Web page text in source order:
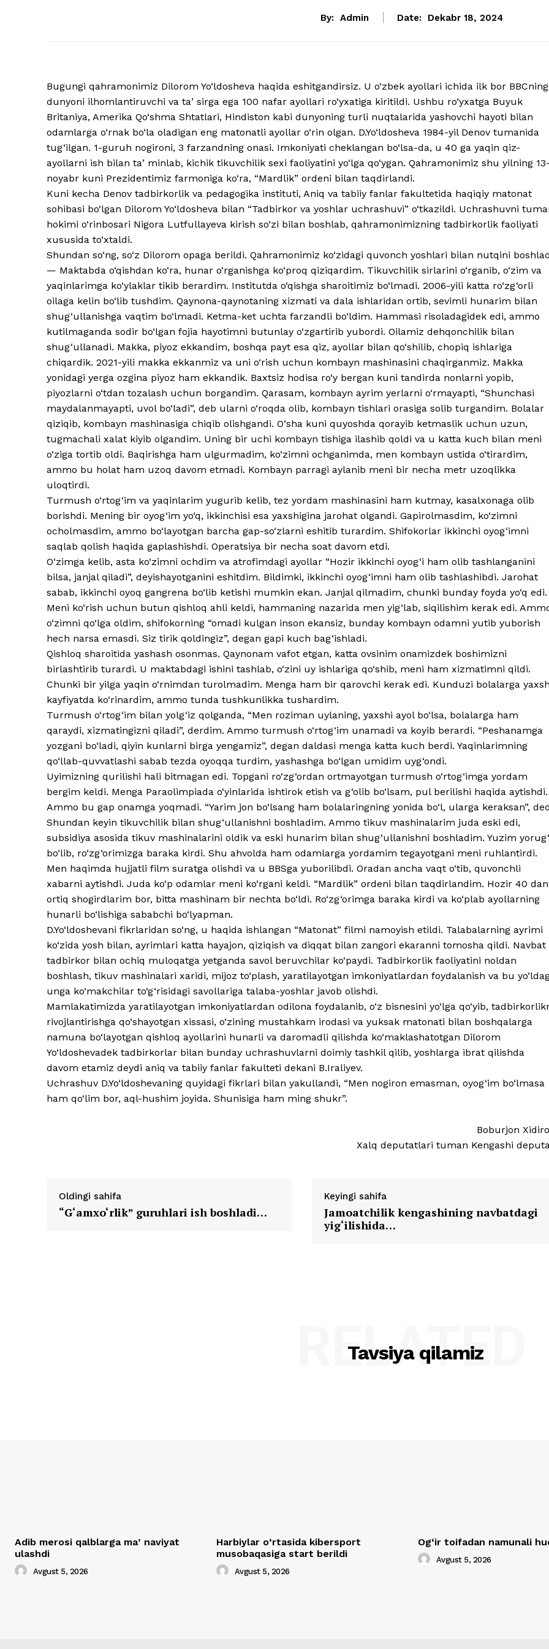
By: Admin Date: Dekabr 18, 2024
Bugungi qahramonimiz Dilorom Yo‘ldosheva haqida eshitgandirsiz. U o‘zbek ayollari ichida ilk bor BBCning
dunyoni ilhomlantiruvchi va taʼsirga ega 100 nafar ayollari ro‘yxatiga kiritildi. Ushbu ro‘yxatga Buyuk
Britaniya, Amerika Qo‘shma Shtatlari, Hindiston kabi dunyoning turli nuqtalarida yashovchi hayoti bilan
odamlarga o‘rnak bo‘la oladigan eng matonatli ayollar o‘rin olgan. D.Yo‘ldosheva 1984-yil Denov tumanida
tug‘ilgan. 1-guruh nogironi, 3 farzandning onasi. Imkoniyati cheklangan bo‘lsa-da, u 40 ga yaqin qiz-
ayollarni ish bilan taʼminlab, kichik tikuvchilik sexi faoliyatini yo‘lga qo‘ygan. Qahramonimiz shu yilning 13-
noyabr kuni Prezidentimiz farmoniga ko‘ra, “Mardlik” ordeni bilan taqdirlandi.
Kuni kecha Denov tadbirkorlik va pedagogika instituti, Aniq va tabiiy fanlar fakultetida haqiqiy matonat
sohibasi bo‘lgan Dilorom Yo‘ldosheva bilan “Tadbirkor va yoshlar uchrashuvi” o‘tkazildi. Uchrashuvni
hokimi o‘rinbosari Nigora Lutfullayeva kirish so‘zi bilan boshlab, qahramonimizning tadbirkorlik faoliyati
xususida to‘xtaldi.
Shundan so‘ng, so‘z Dilorom opaga berildi. Qahramonimiz ko‘zidagi quvonch yoshlari bilan nutqini
— Maktabda o‘qishdan ko‘ra, hunar o‘rganishga ko‘proq qiziqardim. Tikuvchilik sirlarini o‘rganib, o‘zim va
yaqinlarimga ko‘ylaklar tikib berardim. Institutda o‘qishga sharoitimiz bo‘lmadi. 2006-yili katta ro‘zg‘orli
oilaga kelin bo‘lib tushdim. Qaynona-qaynotaning xizmati va dala ishlaridan ortib, sevimli hunarim bilan
shug‘ullanishga vaqtim bo‘lmadi. Ketma-ket uchta farzandli bo‘ldim. Hammasi risoladagidek edi, ammo
kutilmaganda sodir bo‘lgan fojia hayotimni butunlay o‘zgartirib yubordi. Oilamiz dehqonchilik bilan
shug‘ullanadi. Makka, piyoz ekkandim, boshqa payt esa qiz, ayollar bilan qo‘shilib, chopiq ishlariga
chiqardik. 2021-yili makka ekkanmiz va uni o‘rish uchun kombayn mashinasini chaqirganmiz. Makka
yonidagi yerga ozgina piyoz ham ekkandik. Baxtsiz hodisa ro‘y bergan kuni tandirda nonlarni yopib,
piyozlarni o‘tdan tozalash uchun borgandim. Qarasam, kombayn ayrim yerlarni o‘rmayapti, “Shunchasi
maydalanmayapti, uvol bo‘ladi”, deb ularni o‘roqda olib, kombayn tishlari orasiga solib turgandim. Bolalar
qiziqib, kombayn mashinasiga chiqib olishgandi. O‘sha kuni quyoshda qorayib ketmaslik uchun uzun,
tugmachali xalat kiyib olgandim. Uning bir uchi kombayn tishiga ilashib qoldi va u katta kuch bilan meni
o‘ziga tortib oldi. Baqirishga ham ulgurmadim, ko‘zimni ochganimda, men kombayn ustida o‘tirardim,
ammo bu holat ham uzoq davom etmadi. Kombayn parragi aylanib meni bir necha metr uzoqlikka
uloqtirdi.
Turmush o‘rtog‘im va yaqinlarim yugurib kelib, tez yordam mashinasini ham kutmay, kasalxonaga olib
borishdi. Mening bir oyog‘im yo‘q, ikkinchisi esa yaxshigina jarohat olgandi. Gapirolmasdim, ko‘zimni
ocholmasdim, ammo bo‘layotgan barcha gap-so‘zlarni eshitib turardim. Shifokorlar ikkinchi oyog‘imni
saqlab qolish haqida gaplashishdi. Operatsiya bir necha soat davom etdi.
O‘zimga kelib, asta ko‘zimni ochdim va atrofimdagi ayollar “Hozir ikkinchi oyog‘i ham olib tashlanganini
bilsa, janjal qiladi”, deyishayotganini eshitdim. Bildimki, ikkinchi oyog‘imni ham olib tashlashibdi. Jarohat
sabab, ikkinchi oyoq gangrena bo‘lib ketishi mumkin ekan. Janjal qilmadim, chunki bunday foyda yo‘q edi.
Meni ko‘rish uchun butun qishloq ahli keldi, hammaning nazarida men yig‘lab, siqilishim kerak edi.
o‘zimni qo‘lga oldim, shifokorning “omadi kulgan inson ekansiz, bunday kombayn odamni yutib yuborish
hech narsa emasdi. Siz tirik qoldingiz”, degan gapi kuch bag‘ishladi.
Qishloq sharoitida yashash osonmas. Qaynonam vafot etgan, katta ovsinim onamizdek boshimizni
birlashtirib turardi. U maktabdagi ishini tashlab, o‘zini uy ishlariga qo‘shib, meni ham xizmatimni qildi.
Chunki bir yilga yaqin o‘rnimdan turolmadim. Menga ham bir qarovchi kerak edi. Kunduzi bolalarga
kayfiyatda ko‘rinardim, ammo tunda tushkunlikka tushardim.
Turmush o‘rtog‘im bilan yolg‘iz qolganda, “Men roziman uylaning, yaxshi ayol bo‘lsa, bolalarga ham
qaraydi, xizmatingizni qiladi”, derdim. Ammo turmush o‘rtog‘im unamadi va koyib berardi. “Peshanamga
yozgani bo‘ladi, qiyin kunlarni birga yengamiz”, degan daldasi menga katta kuch berdi. Yaqinlarimning
qo‘llab-quvvatlashi sabab tezda oyoqqa turdim, yashashga bo‘lgan umidim uyg‘ondi.
Uyimizning qurilishi hali bitmagan edi. Topgani ro‘zg‘ordan ortmayotgan turmush o‘rtog‘imga yordam
bergim keldi. Menga Paraolimpiada o‘yinlarida ishtirok etish va g‘olib bo‘lsam, pul berilishi haqida aytishdi.
Ammo bu gap onamga yoqmadi. “Yarim jon bo‘lsang ham bolalaringning yonida bo‘l, ularga keraksan”,
Shundan keyin tikuvchilik bilan shug‘ullanishni boshladim. Ammo tikuv mashinalarim juda eski edi,
subsidiya asosida tikuv mashinalarini oldik va eski hunarim bilan shug‘ullanishni boshladim. Yuzim yorug‘
bo‘lib, ro‘zg‘orimizga baraka kirdi. Shu ahvolda ham odamlarga yordamim tegayotgani meni ruhlantirdi.
Men haqimda hujjatli film suratga olishdi va u BBSga yuborilibdi. Oradan ancha vaqt o‘tib, quvonchli
xabarni aytishdi. Juda ko‘p odamlar meni ko‘rgani keldi. “Mardlik” ordeni bilan taqdirlandim. Hozir 40 dan
ortiq shogirdlarim bor, bitta mashinam bir nechta bo‘ldi. Ro‘zg‘orimga baraka kirdi va ko‘plab ayollarning
hunarli bo‘lishiga sababchi bo‘lyapman.
D.Yo‘ldoshevani fikrlaridan so‘ng, u haqida ishlangan “Matonat” filmi namoyish etildi. Talabalarning ayrimi
ko‘zida yosh bilan, ayrimlari katta hayajon, qiziqish va diqqat bilan zangori ekaranni tomosha qildi. Navbat
tadbirkor bilan ochiq muloqatga yetganda savol beruvchilar ko‘paydi. Tadbirkorlik faoliyatini noldan
boshlash, tikuv mashinalari xaridi, mijoz to‘plash, yaratilayotgan imkoniyatlardan foydalanish va bu
unga ko‘makchilar to‘g‘risidagi savollariga talaba-yoshlar javob olishdi.
Mamlakatimizda yaratilayotgan imkoniyatlardan odilona foydalanib, o‘z bisnesini yo‘lga qo‘yib,
rivojlantirishga qo‘shayotgan xissasi, o‘zining mustahkam irodasi va yuksak matonati bilan boshqalarga
namuna bo‘layotgan qishloq ayollarini hunarli va daromadli qilishda ko‘maklashatotgan Dilorom
Yo‘ldoshevadek tadbirkorlar bilan bunday uchrashuvlarni doimiy tashkil qilib, yoshlarga ibrat qilishda
davom etamiz deydi aniq va tabiiy fanlar fakulteti dekani B.Iraliyev.
Uchrashuv D.Yo‘ldoshevaning quyidagi fikrlari bilan yakullandi, “Men nogiron emasman, oyog‘im bo‘lmasa
ham qo‘lim bor, aql-hushim joyida. Shunisiga ham ming shukr”.
Boburjon
Xalq deputatlari tuman Kengashi
Oldingi sahifa
“G‘amxo‘rlik” guruhlari ish boshladi…
Keyingi sahifa
Jamoatchilik kengashining navbatdagi
yig‘ilishida…
Tavsiya qilamiz
RELATED
Adib merosi qalblarga maʼnaviyat
ulashdi
Avgust 5, 2026
Harbiylar o‘rtasida kibersport
musobaqasiga start berildi
Avgust 5, 2026
Og‘ir toifadan namunali
Avgust 5, 2026